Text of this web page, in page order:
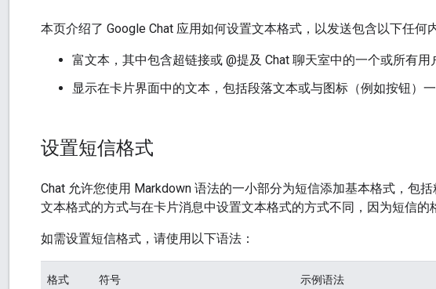
本页介绍了 Google Chat 应用如何设置文本格式，以发送包含以下任何
富文本，其中包含超链接或 @提及 Chat 聊天室中的一个或所有用
显示在卡片界面中的文本，包括段落文本或与图标（例如按钮）一
设置短信格式
Chat 允许您使用 Markdown 语法的一小部分为短信添加基本格式，包
文本格式的方式与在卡片消息中设置文本格式的方式不同，因为短信的
如需设置短信格式，请使用以下语法：
格式 符号 示例语法